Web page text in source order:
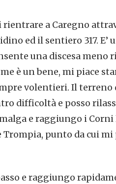
rientrare a Caregno
ed il sentiero 317. E’
una discesa meno
è un bene, mi piace
volentieri. Il terreno
difficoltà e posso
e raggiungo i Corni
punto da cui mi
e raggiungo